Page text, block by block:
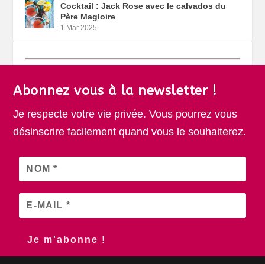
Cocktail : Jack Rose avec le calvados du
Père Magloire
1 Mar 2025
Abonnez vous à la newsletter !
Je respecte votre vie privée. Vous pourrez vous
désinscrire facilement quand vous le souhaiterez.